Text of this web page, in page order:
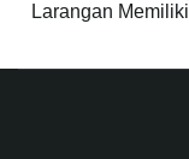
Larangan